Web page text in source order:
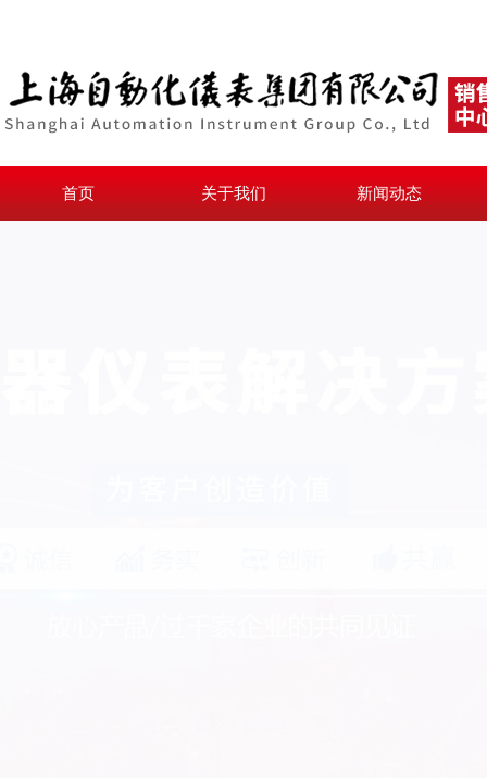
首页 关于我们 新闻动态